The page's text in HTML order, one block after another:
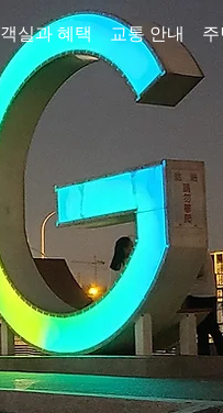
객실과 혜택 교통 안내